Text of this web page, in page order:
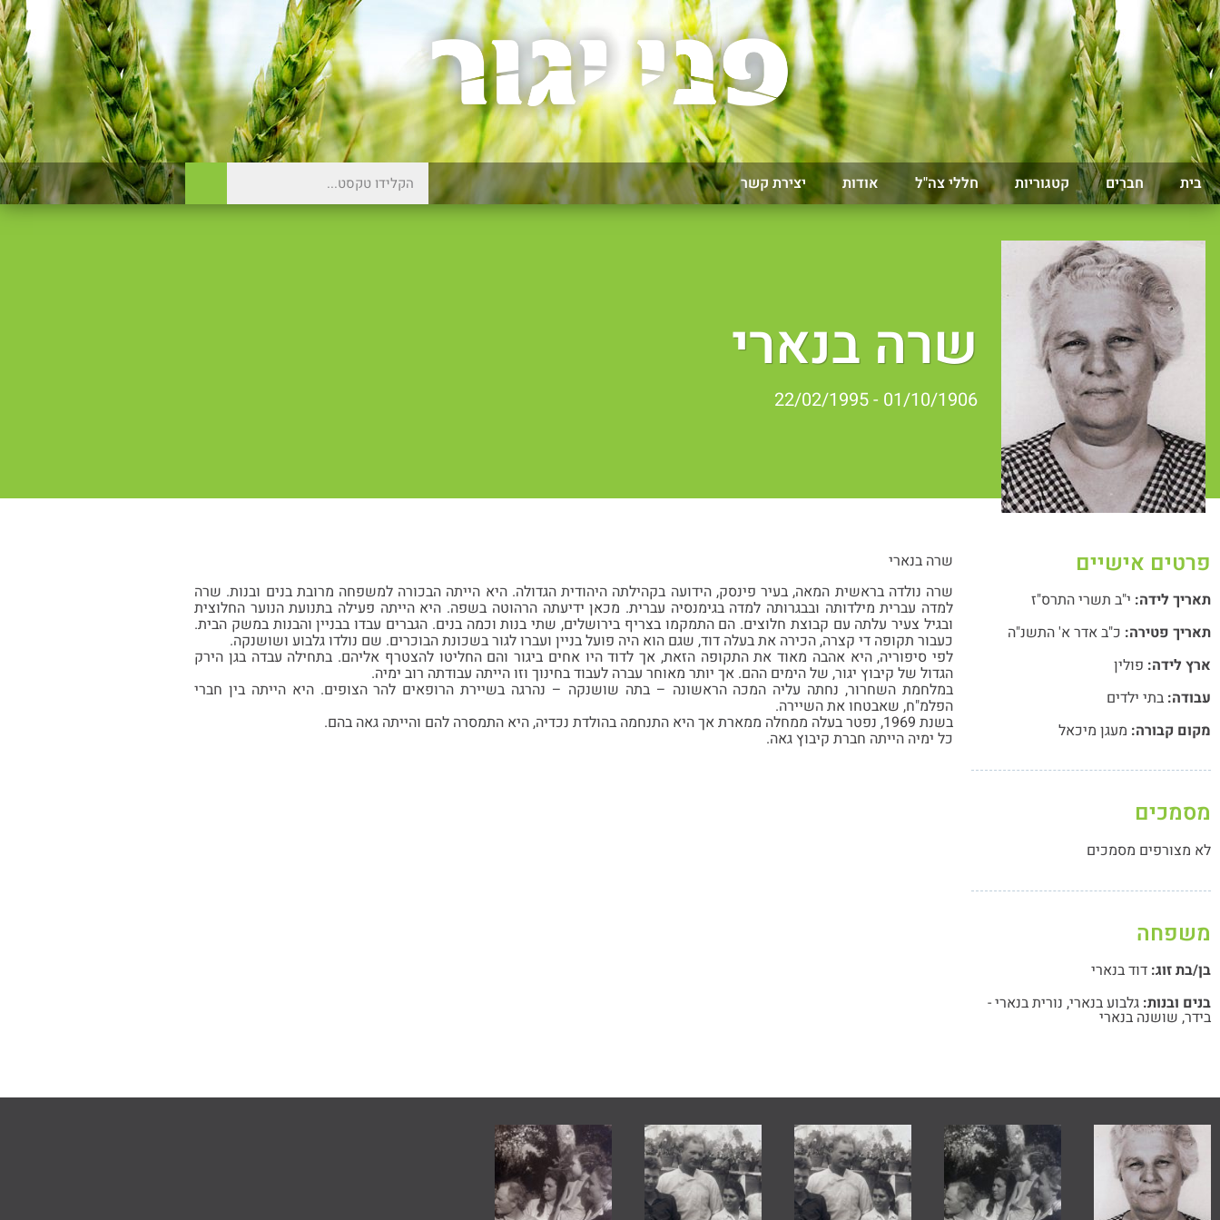
בית חברים קטגוריות חללי צה"ל אודות יצירת קשר
שרה בנארי
01/10/1906 - 22/02/1995
פרטים אישיים
תאריך לידה: י"ב תשרי התרס"ז
תאריך פטירה: כ"ב אדר א' התשנ"ה
ארץ לידה: פולין
עבודה: בתי ילדים
מקום קבורה: מעגן מיכאל
מסמכים
לא מצורפים מסמכים
משפחה
בן/בת זוג: דוד בנארי
בנים ובנות: גלבוע בנארי, נורית בנארי -
בידר, שושנה בנארי
שרה בנארי
שרה נולדה בראשית המאה, בעיר פינסק, הידועה בקהילתה היהודית הגדולה. היא הייתה הבכורה למשפחה מרובת בנים ובנות. שרה
למדה עברית מילדותה ובבגרותה למדה בגימנסיה עברית. מכאן ידיעתה הרהוטה בשפה. היא הייתה פעילה בתנועת הנוער החלוצית
ובגיל צעיר עלתה עם קבוצת חלוצים. הם התמקמו בצריף בירושלים, שתי בנות וכמה בנים. הגברים עבדו בבניין והבנות במשק הבית.
כעבור תקופה די קצרה, הכירה את בעלה דוד, שגם הוא היה פועל בניין ועברו לגור בשכונת הבוכרים. שם נולדו גלבוע ושושנקה.
לפי סיפוריה, היא אהבה מאוד את התקופה הזאת, אך לדוד היו אחים ביגור והם החליטו להצטרף אליהם. בתחילה עבדה בגן הירק
הגדול של קיבוץ יגור, של הימים ההם. אך יותר מאוחר עברה לעבוד בחינוך וזו הייתה עבודתה רוב ימיה.
במלחמת השחרור, נחתה עליה המכה הראשונה – בתה שושנקה – נהרגה בשיירת הרופאים להר הצופים. היא הייתה בין חברי
הפלמ"ח, שאבטחו את השיירה.
בשנת 1969, נפטר בעלה ממחלה ממארת אך היא התנחמה בהולדת נכדיה, היא התמסרה להם והייתה גאה בהם.
כל ימיה הייתה חברת קיבוץ גאה.